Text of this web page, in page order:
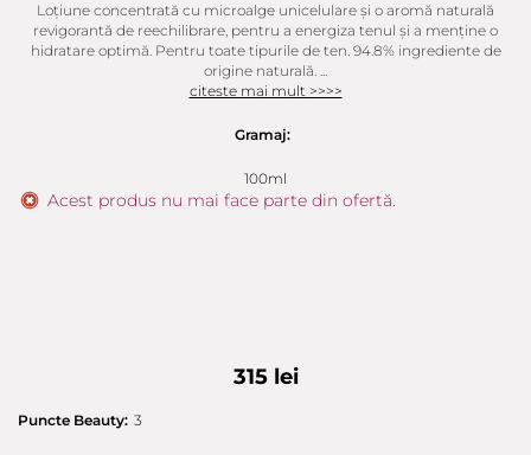
Loțiune concentrată cu microalge unicelulare și o aromă naturală
revigorantă de reechilibrare, pentru a energiza tenul și a menține o
hidratare optimă. Pentru toate tipurile de ten. 94.8% ingrediente de
origine naturală. ...
citeste mai mult >>>>
Gramaj:
100ml
Acest produs nu mai face parte din ofertă.
315 lei
Puncte Beauty: 3